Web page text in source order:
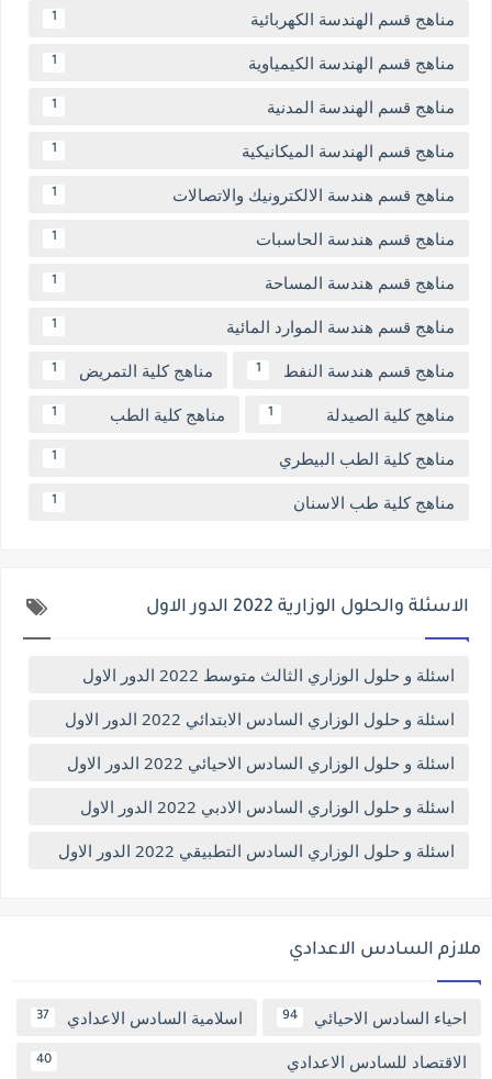
مناهج قسم الهندسة الكهربائية 1
مناهج قسم الهندسة الكيمياوية 1
مناهج قسم الهندسة المدنية 1
مناهج قسم الهندسة الميكانيكية 1
مناهج قسم هندسة الالكترونيك والاتصالات 1
مناهج قسم هندسة الحاسبات 1
مناهج قسم هندسة المساحة 1
مناهج قسم هندسة الموارد المائية 1
مناهج قسم هندسة النفط 1 مناهج كلية التمريض 1
مناهج كلية الصيدلة 1 مناهج كلية الطب 1
مناهج كلية الطب البيطري 1
مناهج كلية طب الاسنان 1
الاسئلة والحلول الوزارية 2022 الدور الاول
اسئلة و حلول الوزاري الثالث متوسط 2022 الدور الاول
اسئلة و حلول الوزاري السادس الابتدائي 2022 الدور الاول
اسئلة و حلول الوزاري السادس الاحيائي 2022 الدور الاول
اسئلة و حلول الوزاري السادس الادبي 2022 الدور الاول
اسئلة و حلول الوزاري السادس التطبيقي 2022 الدور الاول
ملازم السادس الاعدادي
احياء السادس الاحيائي 94 اسلامية السادس الاعدادي 37
الاقتصاد للسادس الاعدادي 40